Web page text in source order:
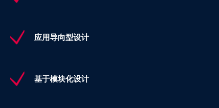
应用导向型设计
基于模块化设计